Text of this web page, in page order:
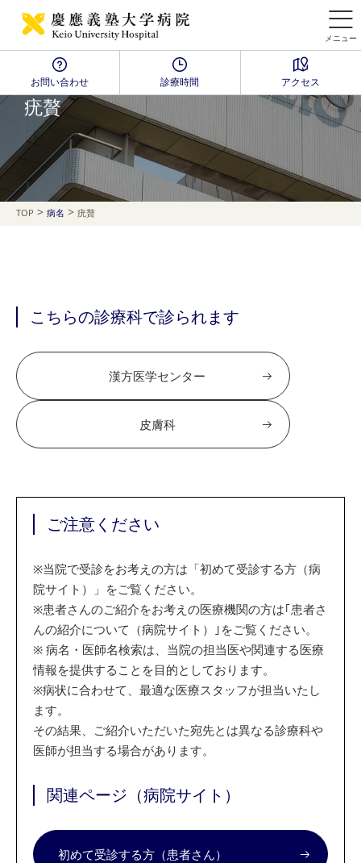
メニュー
お問い合わせ 診療時間 アクセス
Disease Name Search
疣贅
TOP > 病名 > 疣贅
こちらの診療科で診られます
漢方医学センター
皮膚科
ご注意ください
※当院で受診をお考えの方は「初めて受診する方（病
院サイト）」をご覧ください。
※患者さんのご紹介をお考えの医療機関の方は｢患者さ
んの紹介について（病院サイト）｣をご覧ください。
※ 病名・医師名検索は、当院の担当医や関連する医療
情報を提供することを目的としております。
※病状に合わせて、最適な医療スタッフが担当いたし
ます。
その結果、ご紹介いただいた宛先とは異なる診療科や
医師が担当する場合があります。
関連ページ（病院サイト）
初めて受診する方（患者さん）